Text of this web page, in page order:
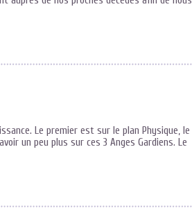
Le premier est sur le plan Physique, le
un peu plus sur ces 3 Anges Gardiens. Le